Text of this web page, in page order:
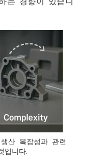
산 복잡성과 관련
입니다.